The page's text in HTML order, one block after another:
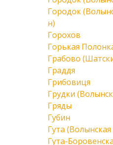
Городок
н)
Горохов
Горькая
Грабово
Граддя
Грибовиця
Грудки
Гряды
Губин
Гута (Волынская
Гута-